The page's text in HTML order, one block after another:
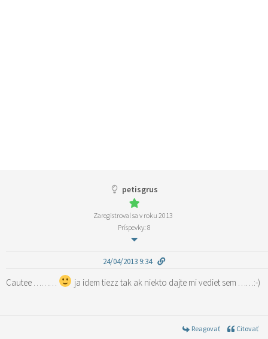
petisgrus
Zaregistroval sa v roku 2013
Príspevky: 8
24/04/2013 9:34
Cautee ……… ja idem tiezz tak ak niekto dajte mi vediet sem ……:-)
Reagovať Citovať